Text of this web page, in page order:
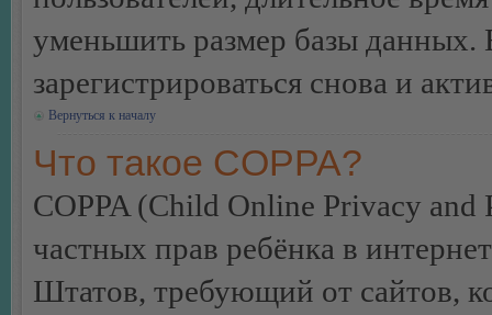
уменьшить размер базы данных.
зарегистрироваться снова и
Вернуться к началу
Что такое COPPA?
COPPA (Child Online Privacy
частных прав ребёнка в
Штатов, требующий от сайтов,